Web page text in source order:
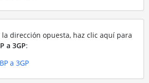
dirección opuesta, haz clic aquí para
a 3GP:
a 3GP